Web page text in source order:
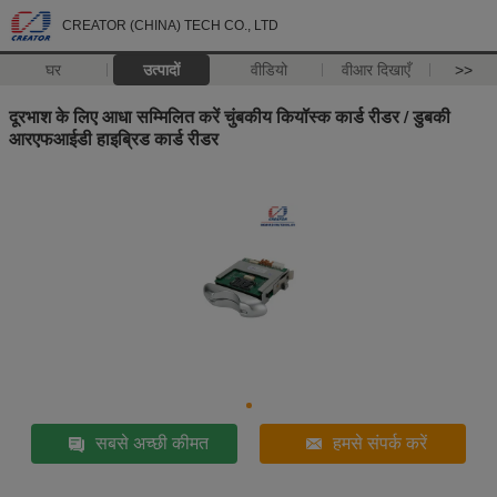
CREATOR (CHINA) TECH CO., LTD
घर उत्पादों वीडियो वीआर दिखाएँ >>
दूरभाश के लिए आधा सम्मिलित करें चुंबकीय कियॉस्क कार्ड रीडर / डुबकी
आरएफआईडी हाइब्रिड कार्ड रीडर
सबसे अच्छी कीमत हमसे संपर्क करें